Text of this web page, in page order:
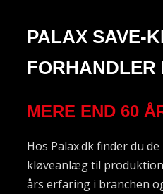
PALAX SAVE-
MERE END 60
Hos Palax.dk finder du
kløveanlæg til
års erfaring i branchen